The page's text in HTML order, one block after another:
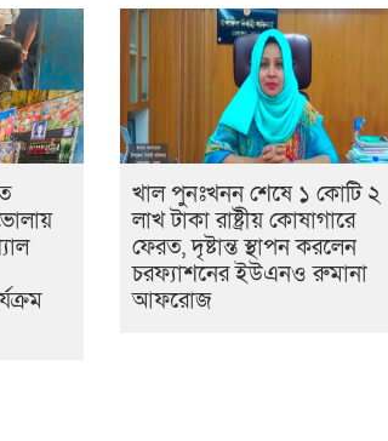
খাল পুনঃখনন শেষে ১ কোটি ২
লাখ টাকা রাষ্ট্রীয় কোষাগারে
ফেরত, দৃষ্টান্ত স্থাপন করলেন
চরফ্যাশনের ইউএনও রুমানা
আফরোজ